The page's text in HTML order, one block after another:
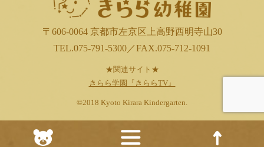
〒606-0064 京都市左京区上高野西明寺山30
TEL.075-791-5300／FAX.075-712-1091
★関連サイト★
きらら学園『きららTV』
©2018 Kyoto Kirara Kindergarten.